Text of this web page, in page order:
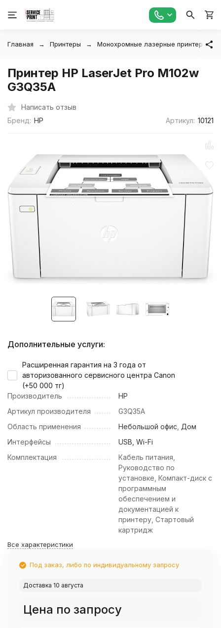
Главная Принтеры Монохромные лазерные принтеры
Принтер HP LaserJet Pro M102w
G3Q35A
Написать отзыв
Бренд: HP Артикул: 10121
Производитель
HP
Артикул производителя
G3Q35A
Область применения
Небольшой офис Дом
Интерфейсы
USB, Wi-Fi
Комплектация
Кабель питания,
Руководство по
установке, Компакт-диск с
программным
обеспечением и
документацией к
принтеру, Стартовый
картридж
Все характеристики
Дополнительные услуги:
Расширенная гарантия на 3 года от
авторизованного сервисного центра Canon
(+50 000 тг)
Под заказ, либо по индивидуальному запросу
Доставка 10 августа
Цена по запросу